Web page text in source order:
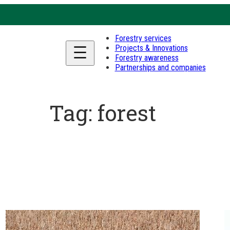
Forestry services
Projects & Innovations
Forestry awareness
Partnerships and companies
Tag: forest